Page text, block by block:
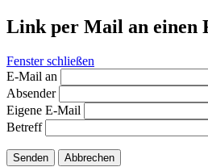
Link per Mail an einen
Fenster schließen
E-Mail an
Absender
Eigene E-Mail
Betreff
Senden Abbrechen